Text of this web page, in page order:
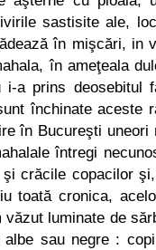
sastisite ale,
în mişcări, in
în ameţeala
a prins deosebitul
închinate aceste
în Bucureşti
întregi
crăcile copa­cilor
toată cronica,
luminate de
sau negre :